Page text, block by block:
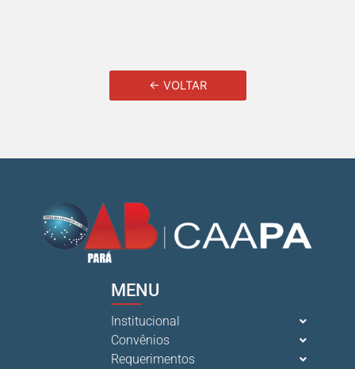
← VOLTAR
MENU
Institucional
Convênios
Requerimentos